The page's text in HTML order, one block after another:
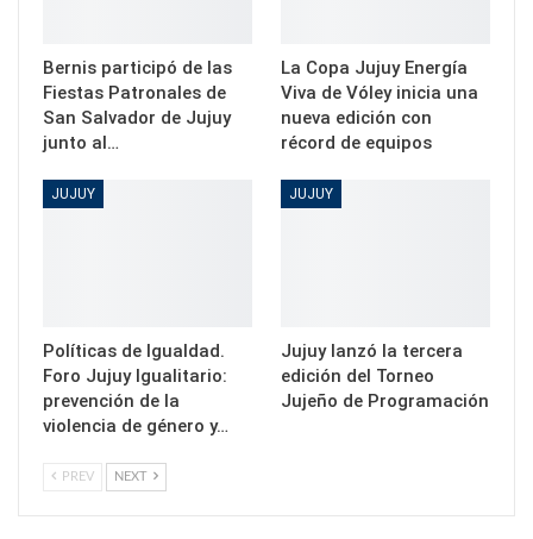
Bernis participó de las
Fiestas Patronales de
San Salvador de Jujuy
junto al…
La Copa Jujuy Energía
Viva de Vóley inicia una
nueva edición con
récord de equipos
JUJUY
Políticas de Igualdad.
Foro Jujuy Igualitario:
prevención de la
violencia de género y…
JUJUY
Jujuy lanzó la tercera
edición del Torneo
Jujeño de Programación
PREV NEXT